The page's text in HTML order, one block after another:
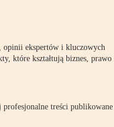
opinii ekspertów i kluczowych
które kształtują biznes, prawo
treści publikowane